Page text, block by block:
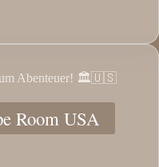
Abenteuer! 🏛️🇺🇸
Room USA